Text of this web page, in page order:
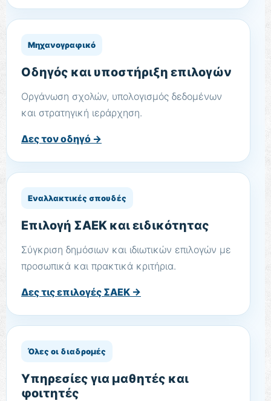
Μηχανογραφικό
Οδηγός και υποστήριξη επιλογών
Οργάνωση σχολών, υπολογισμός δεδομένων
και στρατηγική ιεράρχηση.
Δες τον οδηγό →
Εναλλακτικές σπουδές
Επιλογή ΣΑΕΚ και ειδικότητας
Σύγκριση δημόσιων και ιδιωτικών επιλογών με
προσωπικά και πρακτικά κριτήρια.
Δες τις επιλογές ΣΑΕΚ →
Όλες οι διαδρομές
Υπηρεσίες για μαθητές και
φοιτητές